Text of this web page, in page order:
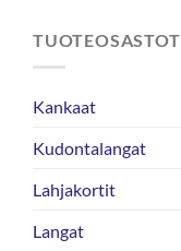
TUOTEOSASTOT
Kankaat
Kudontalangat
Lahjakortit
Langat